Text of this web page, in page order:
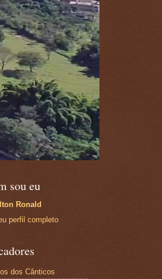
sou eu
Ronald
perfil completo
dos Cânticos